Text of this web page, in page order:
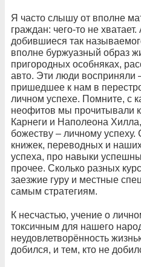
Я часто слышу от вполне
граждан: чего-то не
добившиеся так
вполне буржуазный образ
пригородных особняках,
авто. Эти люди восприняли
пришедшее к нам в
личном успехе. Помните, с
неофитов мы прочитывали
Карнеги и Наполеона
божеству – личному успеху.
книжек, переводных и
успеха, про навыки
прочее. Сколько разных
заезжие гуру и местные
самым стратегиям.
К несчастью, учение о
токсичным для нашего
неудовлетворённость
добился, и тем, кто не